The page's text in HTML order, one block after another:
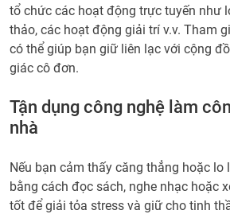
tổ chức các hoạt động trực tuyến như
thảo, các hoạt động giải trí v.v. Tham
có thể giúp bạn giữ liên lạc với cộng
giác cô đơn.
Tận dụng công nghệ làm
nhà
Nếu bạn cảm thấy căng thẳng hoặc lo
bằng cách đọc sách, nghe nhạc hoặc
tốt để giải tỏa stress và giữ cho tinh